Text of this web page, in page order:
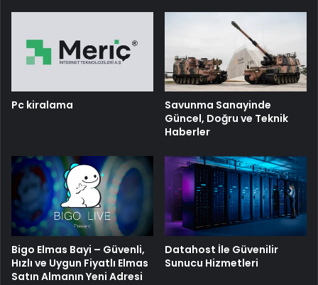
Pc kiralama
Savunma Sanayinde
Güncel, Doğru ve Teknik
Haberler
Bigo Elmas Bayi – Güvenli,
Hızlı ve Uygun Fiyatlı Elmas
Satın Almanın Yeni Adresi
Datahost İle Güvenilir
Sunucu Hizmetleri